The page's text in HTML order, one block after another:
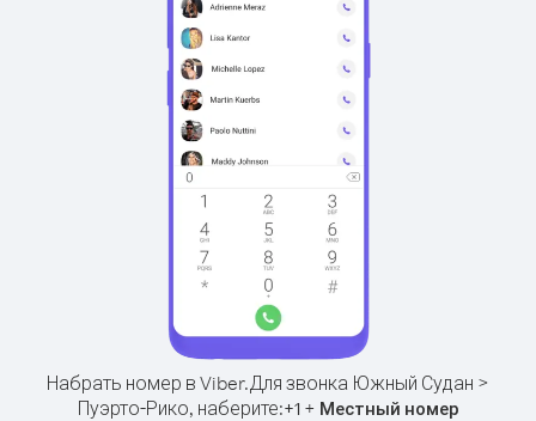
Набрать номер в Viber.Для звонка Южный Судан >
Пуэрто-Рико, наберите:+1+ Местный номер